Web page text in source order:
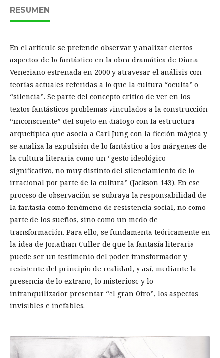
RESUMEN
En el artículo se pretende observar y analizar ciertos
aspectos de lo fantástico en la obra dramática de Diana
Veneziano estrenada en 2000 y atravesar el análisis con
teorías actuales referidas a lo que la cultura “oculta” o
“silencia”. Se parte del concepto crítico de ver en los
textos fantásticos problemas vinculados a la construcción
“inconsciente” del sujeto en diálogo con la estructura
arquetípica que asocia a Carl Jung con la ficción mágica y
se analiza la expulsión de lo fantástico a los márgenes de
la cultura literaria como un “gesto ideológico
significativo, no muy distinto del silenciamiento de lo
irracional por parte de la cultura” (Jackson 143). En ese
proceso de observación se subraya la responsabilidad de
la fantasía como fenómeno de resistencia social, no como
parte de los sueños, sino como un modo de
transformación. Para ello, se fundamenta teóricamente en
la idea de Jonathan Culler de que la fantasía literaria
puede ser un testimonio del poder transformador y
resistente del principio de realidad, y así, mediante la
presencia de lo extraño, lo misterioso y lo
intranquilizador presentar “el gran Otro”, los aspectos
invisibles e inefables.